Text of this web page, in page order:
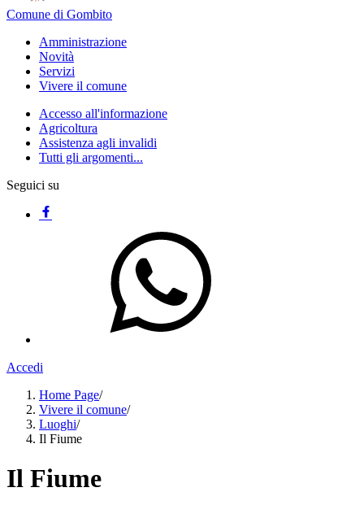
Comune di Gombito
Amministrazione
Novità
Servizi
Vivere il comune
Accesso all'informazione
Agricoltura
Assistenza agli invalidi
Tutti gli argomenti...
Seguici su
Accedi
Home Page/
Vivere il comune/
Luoghi/
Il Fiume
Il Fiume